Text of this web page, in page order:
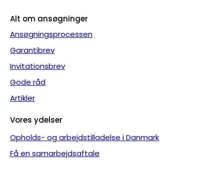
Alt om ansøgninger
Ansøgningsprocessen
Garantibrev
Invitationsbrev
Gode råd
Artikler
Vores ydelser
Opholds- og arbejdstilladelse i Danmark
Få en samarbejdsaftale